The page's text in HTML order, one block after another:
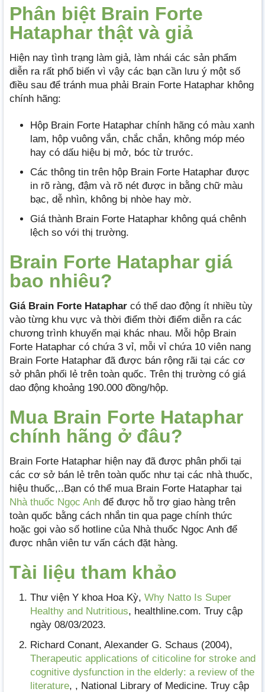
Phân biệt Brain Forte
Hataphar thật và giả
Hiện nay tình trạng làm giả, làm nhái các sản phẩm
diễn ra rất phổ biến vì vậy các bạn cần lưu ý một số
điều sau để tránh mua phải Brain Forte Hataphar không
chính hãng:
Hộp Brain Forte Hataphar chính hãng có màu xanh
lam, hộp vuông vắn, chắc chắn, không móp méo
hay có dấu hiệu bị mở, bóc từ trước.
Các thông tin trên hộp Brain Forte Hataphar được
in rõ ràng, đậm và rõ nét được in bằng chữ màu
bạc, dễ nhìn, không bị nhòe hay mờ.
Giá thành Brain Forte Hataphar không quá chênh
lệch so với thị trường.
Brain Forte Hataphar giá
bao nhiêu?
Giá Brain Forte Hataphar có thể dao động ít nhiều tùy
vào từng khu vực và thời điểm thời điểm diễn ra các
chương trình khuyến mại khác nhau. Mỗi hộp Brain
Forte Hataphar có chứa 3 vỉ, mỗi vỉ chứa 10 viên nang
Brain Forte Hataphar đã được bán rộng rãi tại các cơ
sở phân phối lẻ trên toàn quốc. Trên thị trường có giá
dao động khoảng 190.000 đồng/hộp.
Mua Brain Forte Hataphar
chính hãng ở đâu?
Brain Forte Hataphar hiện nay đã được phân phối tại
các cơ sở bán lẻ trên toàn quốc như tại các nhà thuốc,
hiệu thuốc,..Bạn có thể mua Brain Forte Hataphar tại
Nhà thuốc Ngọc Anh để được hỗ trợ giao hàng trên
toàn quốc bằng cách nhắn tin qua page chính thức
hoặc gọi vào số hotline của Nhà thuốc Ngọc Anh để
được nhân viên tư vấn cách đặt hàng.
Tài liệu tham khảo
Thư viện Y khoa Hoa Kỳ, Why Natto Is Super
Healthy and Nutritious, healthline.com. Truy cập
ngày 08/03/2023.
Richard Conant, Alexander G. Schaus (2004),
Therapeutic applications of citicoline for stroke and
cognitive dysfunction in the elderly: a review of the
literature, , National Library of Medicine. Truy cập